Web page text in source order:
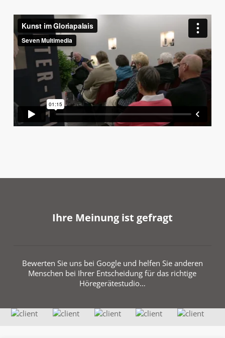
Ihre Meinung ist gefragt
Bewerten Sie uns bei Google und helfen Sie anderen
Menschen bei Ihrer Entscheidung für das richtige
Höregerätestudio…